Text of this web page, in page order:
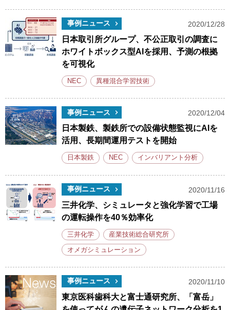
事例ニュース 2020/12/28
日本取引所グループ、不公正取引の調査に
ホワイトボックス型AIを採用、予測の根拠
を可視化
NEC 異種混合学習技術
事例ニュース 2020/12/04
日本製鉄、製鉄所での設備状態監視にAIを
活用、長期間運用テストを開始
日本製鉄 NEC インバリアント分析
事例ニュース 2020/11/16
三井化学、シミュレータと強化学習で工場
の運転操作を40％効率化
三井化学 産業技術総合研究所
オメガシミュレーション
事例ニュース 2020/11/10
東京医科歯科大と富士通研究所、「富岳」